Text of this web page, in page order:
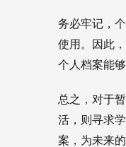
务必牢记，
使用。因此
个人档案能
总之，对于
活，则寻求
案，为未来